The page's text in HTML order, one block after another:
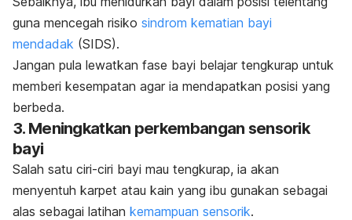
guna mencegah risiko sindrom kematian bayi
mendadak (SIDS).
Jangan pula lewatkan fase bayi belajar tengkurap untuk
memberi kesempatan agar ia mendapatkan posisi yang
berbeda.
3. Meningkatkan perkembangan sensorik
bayi
Salah satu ciri-ciri bayi mau tengkurap, ia akan
menyentuh karpet atau kain yang ibu gunakan sebagai
alas sebagai latihan kemampuan sensorik.